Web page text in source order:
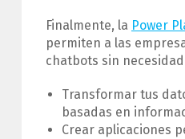
Finalmente, la Power
permiten a las
chatbots sin
Transformar tus
basadas en
Crear aplicaciones